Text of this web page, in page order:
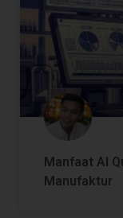
Manfaat AI
Manufaktur